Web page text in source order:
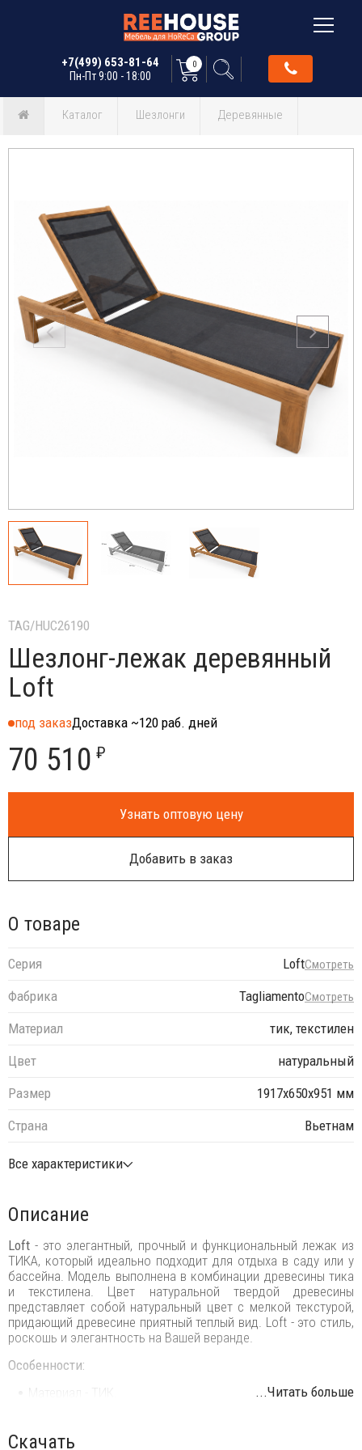
+7(499) 653-81-64
Пн-Пт 9:00 - 18:00
0
Каталог Шезлонги Деревянные
TAG/HUC26190
Шезлонг-лежак деревянный
Loft
под заказДоставка ~120 раб. дней
70 510 ₽
Узнать оптовую цену
Добавить в заказ
О товаре
Серия LoftСмотреть
Фабрика TagliamentoСмотреть
Материал
тик, текстилен
Цвет
натуральный
Размер
1917х650х951 мм
Страна
Вьетнам
Все характеристики
Описание
Loft- это элегантный, прочный и функциональный лежак из
ТИКА, который идеально подходит для отдыха в саду или у
бассейна. Модель выполнена в комбинации древесины тика
и текстилена. Цвет натуральной твердой древесины
представляет собой натуральный цвет с мелкой текстурой,
придающий древесине приятный теплый вид. Loft - это стиль,
роскошь и элегантность на Вашей веранде.
Особенности:
Материал - ТИК.
качества и происхождения древесины. Знак FSC -
...Читать больше
Скачать